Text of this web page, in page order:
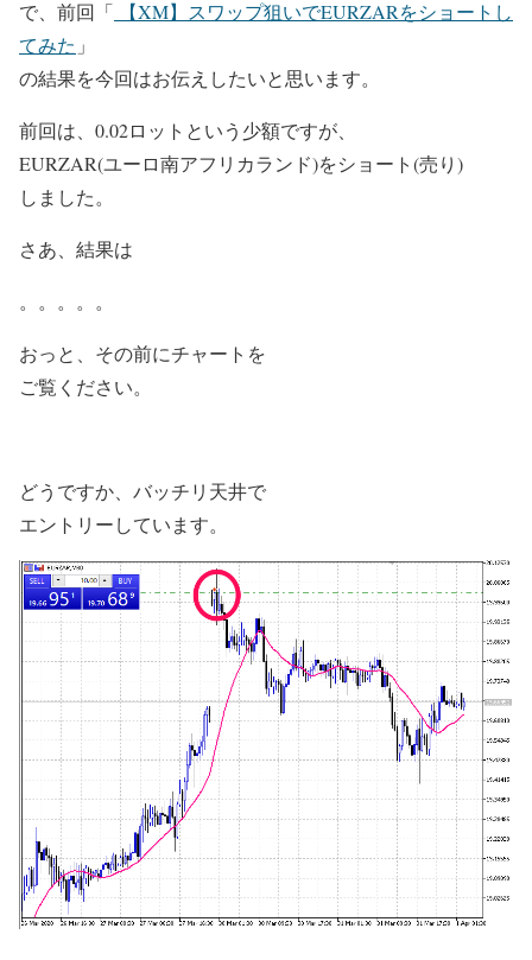
で、前回「 【XM】スワップ狙いでEURZARをショートし
てみた 」
の結果を今回はお伝えしたいと思います。
前回は、0.02ロットという少額ですが、
EURZAR(ユーロ南アフリカランド)をショート(売り)
しました。
さあ、結果は
。。。。。
おっと、その前にチャートを
ご覧ください。
どうですか、バッチリ天井で
エントリーしています。